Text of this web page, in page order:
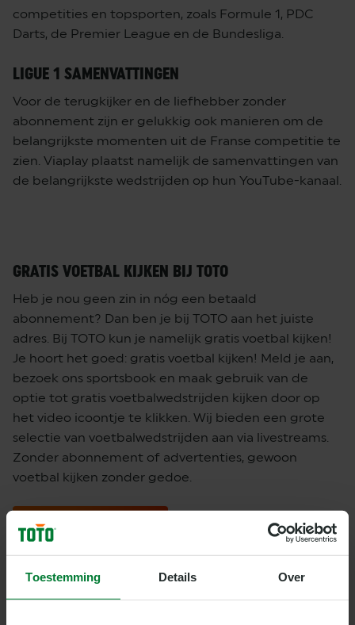
Toestemming Details Over
competities en topsporten, zoals Formule 1, PDC
Darts, de Premier League en de Bundesliga.
LIGUE 1 SAMENVATTINGEN
Voor de terugkijker en de liefhebber zonder
abonnement zijn er gelukkig ook manieren om de
belangrijkste momenten uit de Franse competitie te
zien. Viaplay plaatst namelijk de samenvattingen van
de belangrijkste wedstrijden op hun YouTube-kanaal.
GRATIS VOETBAL KIJKEN BIJ TOTO
Heb je nou geen zin in nóg een betaald
abonnement? Dan ben je bij TOTO aan het juiste
adres. Bij TOTO kun je namelijk gratis voetbal kijken!
Je hoort het goed: gratis voetbal kijken! Meld je aan,
bezoek ons sportsbook en maak gebruik van de
optie tot gratis voetbalwedstrijden kijken door op
het video icoontje te klikken. Wij bieden een grote
selectie van voetbalwedstrijden aan via livestreams.
Zonder abonnement of advertenties, gewoon
voetbal kijken zonder gedoe.
STREAM VOETBAL LIVE